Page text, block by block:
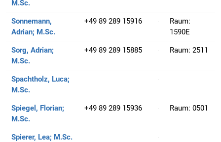
M.Sc.
Sonnemann,
Adrian; M.Sc.
+49 89 289 15916
Raum:
1590E
Sorg, Adrian;
M.Sc.
+49 89 289 15885 Raum: 2511
Spachtholz, Luca;
M.Sc.
Spiegel, Florian;
M.Sc.
+49 89 289 15936 Raum: 0501
Spierer, Lea; M.Sc.